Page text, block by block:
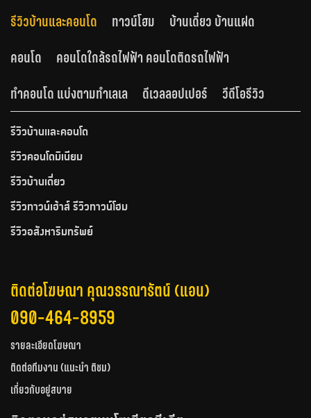
รีวิวบ้านและคอนโด ทาวน์โฮม
บ้านเดี่ยว บ้านแฝด
คอนโด
คอนโดใกล้รถไฟฟ้า คอนโดติดรถไฟฟ้า
ทำคอนโด แบ่งตามทำเลเล
ดีเวลลอปเปอร์ วีดีโอรีวิว
รีวิวบ้านและคอนโด
รีวิวคอนโดมิเนียม
รีวิวบ้านเดี่ยว
รีวิวทาวน์เฮ้าส์ รีวิวทาวน์โฮม
รีวิวอสังหาริมทรัพย์
ติดต่อโฆษณา คุณวรรณารัตน์ (แอน)
090-464-8959
รายละเอียดโฆษณา
ติดต่อทีมงาน (แนะนำ ติชม)
เกี่ยวกับอยู่สบาย